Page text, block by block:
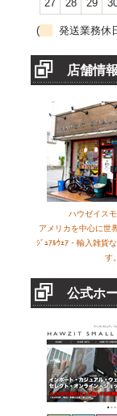
27
28 29
( 発送業務休
店舗情報
ハウゼイス
アメリカを中心に世
ｼﾞｭｱﾙｳｪｱ・輸入雑貨
す。
公式ホ